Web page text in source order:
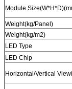
Module
Weight(kg/Panel)
Weight(kg/m2)
LED Type
LED Chip
Horizontal/Vertical